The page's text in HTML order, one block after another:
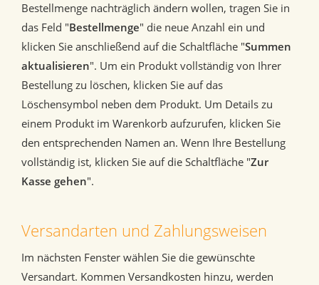
Bestellmenge nachträglich ändern wollen, tragen Sie in
das Feld "Bestellmenge" die neue Anzahl ein und
klicken Sie anschließend auf die Schaltfläche "Summen
aktualisieren". Um ein Produkt vollständig von Ihrer
Bestellung zu löschen, klicken Sie auf das
Löschensymbol neben dem Produkt. Um Details zu
einem Produkt im Warenkorb aufzurufen, klicken Sie
den entsprechenden Namen an. Wenn Ihre Bestellung
vollständig ist, klicken Sie auf die Schaltfläche "Zur
Kasse gehen".
Versandarten und Zahlungsweisen
Im nächsten Fenster wählen Sie die gewünschte
Versandart. Kommen Versandkosten hinzu, werden